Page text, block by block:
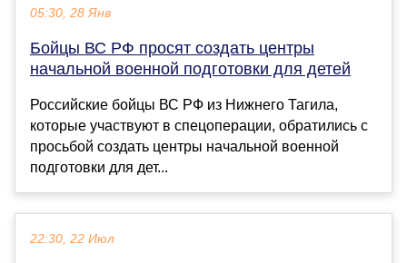
05:30, 28 Янв
Бойцы ВС РФ просят создать центры
начальной военной подготовки для детей
Российские бойцы ВС РФ из Нижнего Тагила,
которые участвуют в спецоперации, обратились с
просьбой создать центры начальной военной
подготовки для дет...
22:30, 22 Июл